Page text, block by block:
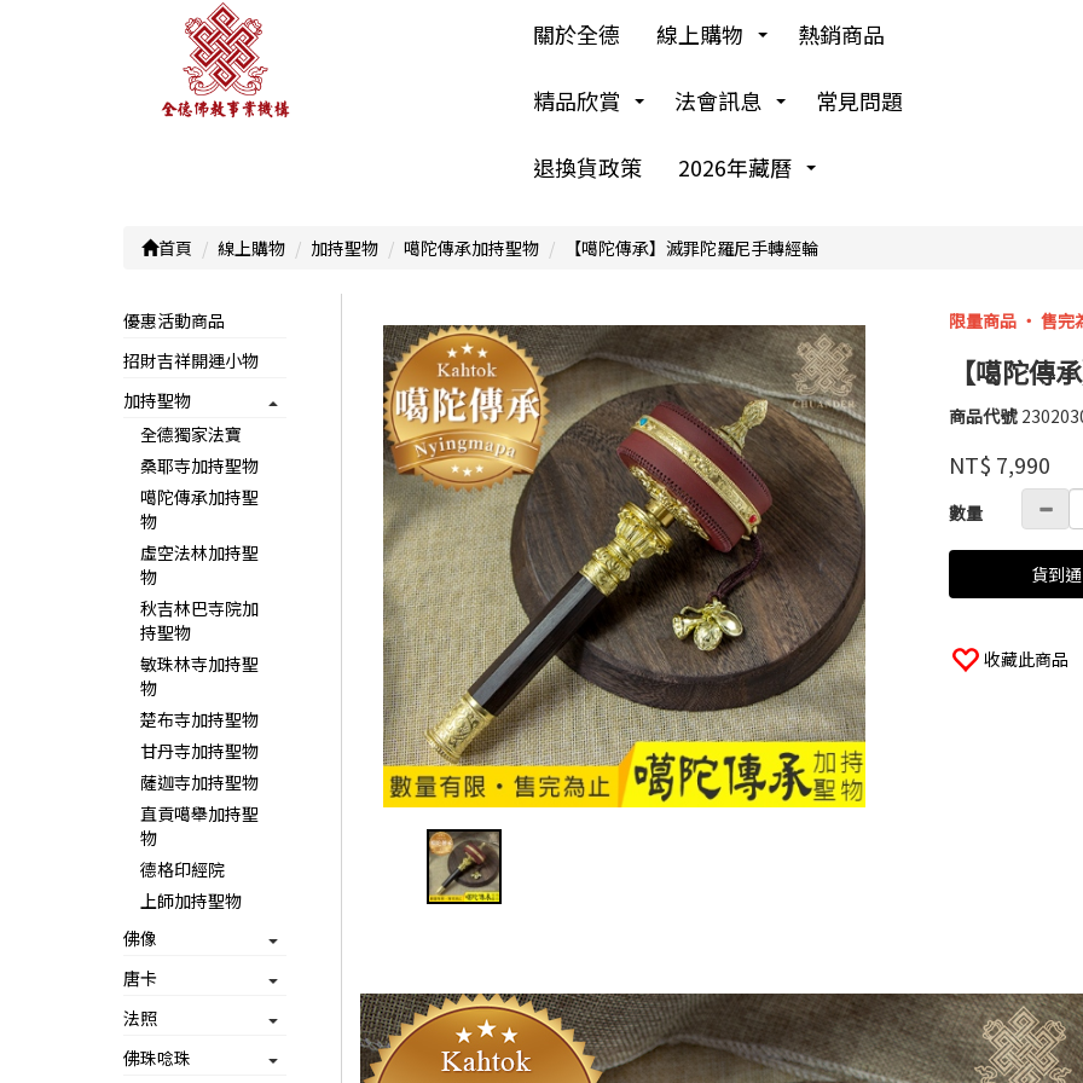
關於全德 線上購物 熱銷商品
精品欣賞 法會訊息 常見問題
退換貨政策 2026年藏曆
首頁 線上購物 加持聖物 噶陀傳承加持聖物 【噶陀傳承】滅罪陀羅尼手轉經輪
優惠活動商品
招財吉祥開運小物
加持聖物
全德獨家法寶
桑耶寺加持聖物
噶陀傳承加持聖
物
虛空法林加持聖
物
秋吉林巴寺院加
持聖物
敏珠林寺加持聖
物
楚布寺加持聖物
甘丹寺加持聖物
薩迦寺加持聖物
直貢噶舉加持聖
物
德格印經院
上師加持聖物
佛像
唐卡
法照
佛珠唸珠
限量商品 ‧ 售完
【噶陀傳
商品代號
品牌
龍
譽
鳴
NT$ 7,990
數量
貨到
收藏此商品